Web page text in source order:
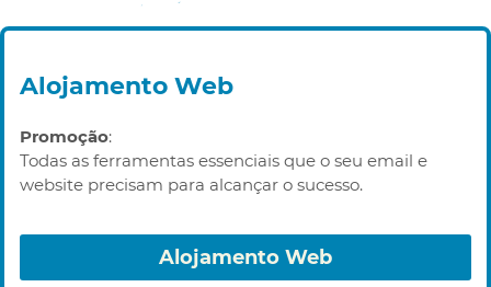
Alojamento Web
Promoção:
Todas as ferramentas essenciais que o seu email e
website precisam para alcançar o sucesso.
Alojamento Web